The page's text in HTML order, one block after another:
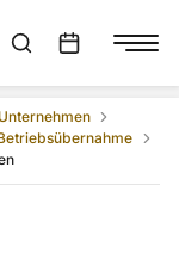
Suchleiste anzeigen